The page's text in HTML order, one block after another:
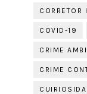
CORRETOR
COVID-19
CRIME
CRIME